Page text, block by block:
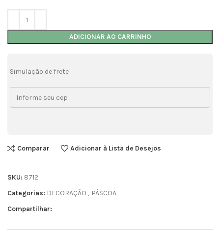
ADICIONAR AO CARRINHO
Simulação de frete
Comparar Adicionar à Lista de Desejos
SKU: 8712
Categorias: DECORAÇÃO , PÁSCOA
Compartilhar: